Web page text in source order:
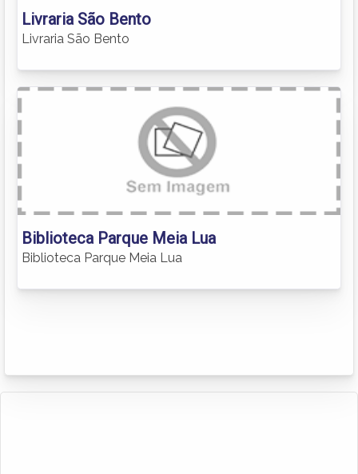
Livraria São Bento
Livraria São Bento
Biblioteca Parque Meia Lua
Biblioteca Parque Meia Lua